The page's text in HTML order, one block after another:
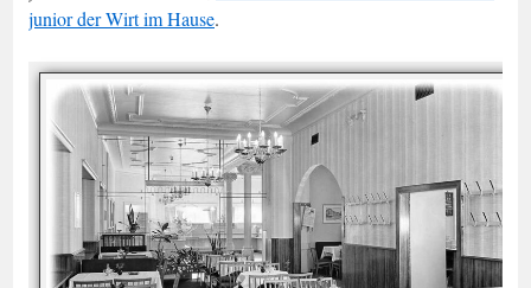
junior der Wirt im Hause.